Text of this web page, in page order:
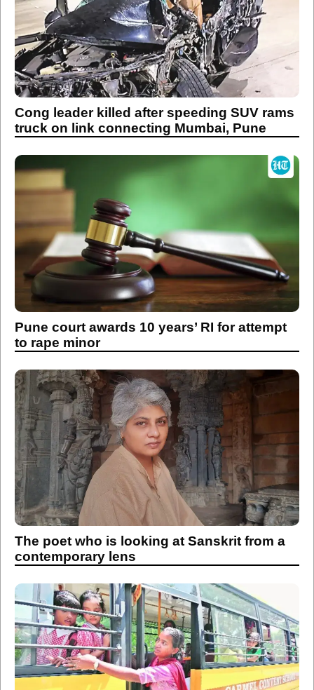
Cong leader killed after speeding SUV rams
truck on link connecting Mumbai, Pune
Pune court awards 10 years’ RI for attempt
to rape minor
The poet who is looking at Sanskrit from a
contemporary lens